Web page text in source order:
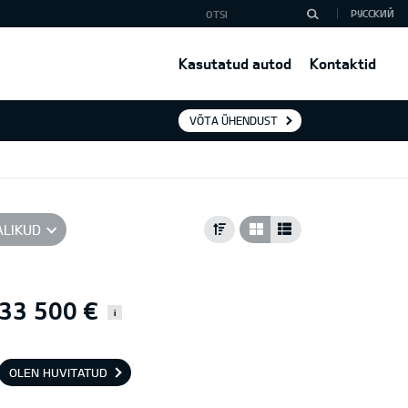
Kasutatud autod Kontaktid
РУССКИЙ
VÕTA ÜHENDUST
33 500 € i
OLEN HUVITATUD